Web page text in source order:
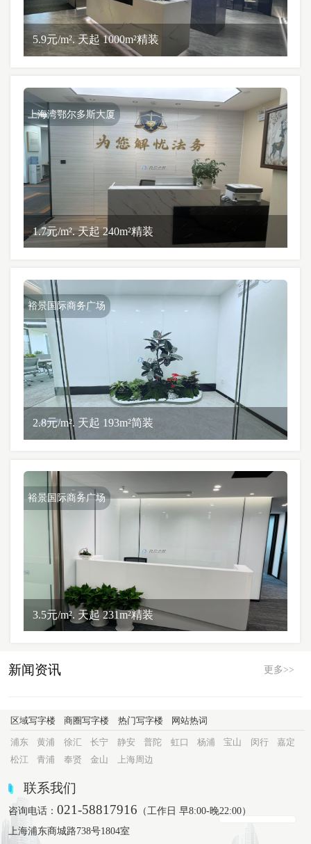
5.9元/m². 天起 1000m²精装
上海湾鄂尔多斯大厦
1.7元/m². 天起 240m²精装
裕景国际商务广场
2.8元/m². 天起 193m²简装
裕景国际商务广场
3.5元/m². 天起 231m²精装
新闻资讯 更多>>
区域写字楼 商圈写字楼 热门写字楼 网站热词
浦东 黄浦 徐汇 长宁 静安 普陀 虹口 杨浦 宝山 闵行
嘉定
松江
青浦 奉贤 金山 上海周边
联系我们
咨询电话：021-58817916 （工作日 早8:00-晚22:00）
上海浦东商城路738号1804室